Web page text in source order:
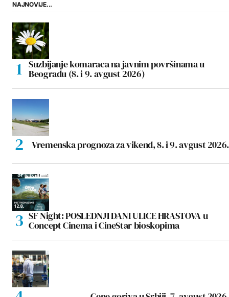
NAJNOVIJE...
Suzbijanje komaraca na javnim površinama u
Beogradu (8. i 9. avgust 2026)
Vremenska prognoza za vikend, 8. i 9. avgust 2026.
SF Night: POSLEDNJI DANI ULICE HRASTOVA u
Concept Cinema i CineStar bioskopima